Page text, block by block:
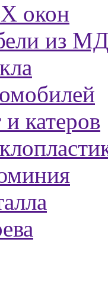
окон
из
катеров